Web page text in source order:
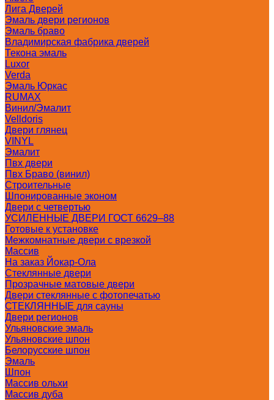
Лига Дверей
Эмаль двери регионов
Эмаль браво
Владимирская фабрика дверей
Текона эмаль
Luxor
Verda
Эмаль Юркас
RUMAX
Винил/Эмалит
Velldoris
Двери глянец
VINYL
Эмалит
Пвх двери
Пвх Браво (винил)
Строительные
Шпонированные эконом
Двери с четвертью
УСИЛЕННЫЕ ДВЕРИ ГОСТ 6629–88
Готовые к установке
Межкомнатные двери с врезкой
Массив
На заказ Йокар-Ола
Стеклянные двери
Прозрачные матовые двери
Двери стеклянные с фотопечатью
СТЕКЛЯННЫЕ для сауны
Двери регионов
Ульяновские эмаль
Ульяновские шпон
Белорусские шпон
Эмаль
Шпон
Массив ольхи
Массив дуба